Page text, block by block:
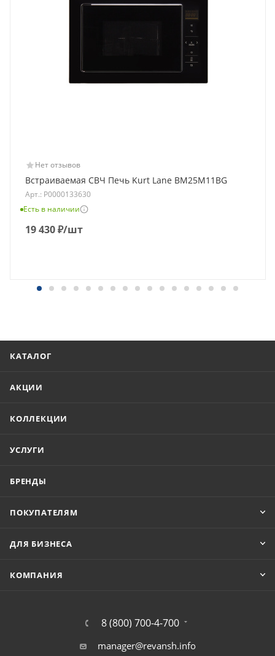
Нет отзывов
Встраиваемая СВЧ Печь Kurt Lane BM25M11BG
Арт.: Р0000133630
Есть в наличии
19 430₽/шт
КАТАЛОГ
АКЦИИ
КОЛЛЕКЦИИ
УСЛУГИ
БРЕНДЫ
ПОКУПАТЕЛЯМ
ДЛЯ БИЗНЕСА
КОМПАНИЯ
8 (800) 700-4-700
manager@revansh.info